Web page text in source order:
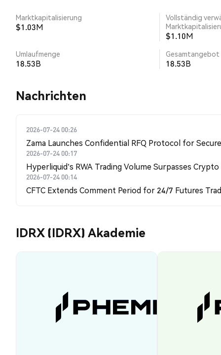
Marktkapitalisierung
$1.03M
Vollständig
$1.10M
Umlaufmenge
18.53B
Gesamtangebot
18.53B
Nachrichten
2026-07-24 00:26
Zama Launches Confidential RFQ Protocol for
2026-07-24 00:17
Hyperliquid's RWA Trading Volume Surpasses
2026-07-24 00:14
CFTC Extends Comment Period for 24/7 Futures
IDRX (IDRX) Akademie